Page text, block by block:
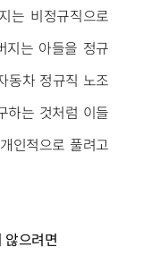
는 비정규직으로
지는 아들을 정규
동차 정규직 노조
하는 것처럼 이들
인적으로 풀려고
않으려면